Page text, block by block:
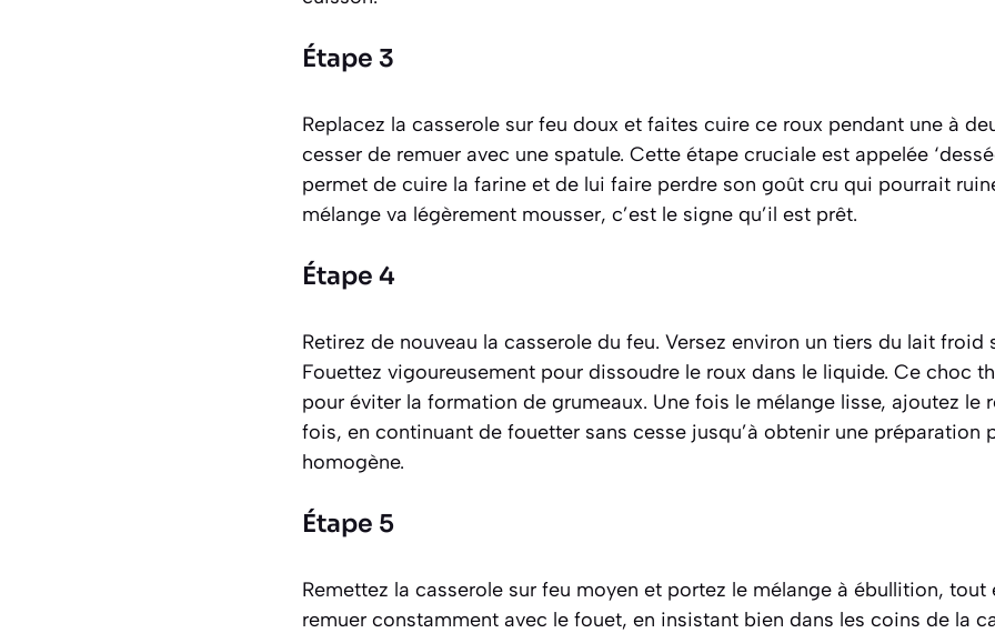
Étape 3
Replacez la casserole sur feu doux et faites cuire ce roux pendant une à
cesser de remuer avec une spatule. Cette étape cruciale est appelée
permet de cuire la farine et de lui faire perdre son goût cru qui pourrait
mélange va légèrement mousser, c’est le signe qu’il est prêt.
Étape 4
Retirez de nouveau la casserole du feu. Versez environ un tiers du lait froid
Fouettez vigoureusement pour dissoudre le roux dans le liquide. Ce choc
pour éviter la formation de grumeaux. Une fois le mélange lisse, ajoutez le
fois, en continuant de fouetter sans cesse jusqu’à obtenir une préparation
homogène.
Étape 5
Remettez la casserole sur feu moyen et portez le mélange à ébullition,
remuer constamment avec le fouet, en insistant bien dans les coins de la